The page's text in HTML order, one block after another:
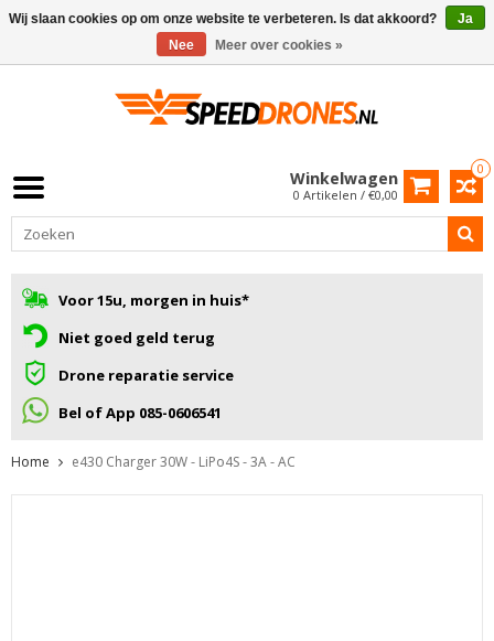
0
Winkelwagen
0 Artikelen / €0,00
Voor 15u, morgen in huis*
Niet goed geld terug
Drone reparatie service
Bel of App 085-0606541
Home e430 Charger 30W - LiPo4S - 3A - AC
Wij slaan cookies op om onze website te verbeteren. Is dat akkoord?
Ja
Nee
Meer over cookies »